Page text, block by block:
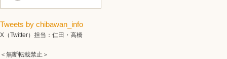
Tweets by chibawan_info
X（Twitter）担当：仁田・高橋
＜無断転載禁止＞